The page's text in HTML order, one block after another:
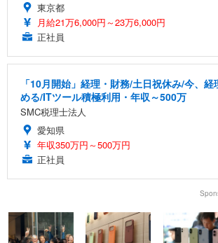
東京都
月給21万6,000円～23万6,000円
正社員
「10月開始」経理・財務/土日祝休み/今、
める/ITツール積極利用・年収～500万
SMC税理士法人
愛知県
年収350万円～500万円
正社員